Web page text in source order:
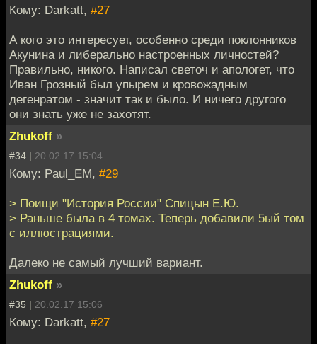
Кому: Darkatt, #27
А кого это интересует, особенно среди поклонников
Акунина и либерально настроенных личностей?
Правильно, никого. Написал светоч и апологет, что
Иван Грозный был упырем и кровожадным
дегенратом - значит так и было. И ничего другого
они знать уже не захотят.
Zhukoff »
#34 | 20.02.17 15:04
Кому: Paul_EM, #29
> Поищи "История России" Спицын Е.Ю.
> Раньше была в 4 томах. Теперь добавили 5ый том
с иллюстрациями.
Далеко не самый лучший вариант.
Zhukoff »
#35 | 20.02.17 15:06
Кому: Darkatt, #27